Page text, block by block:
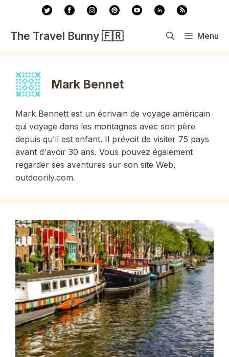
contenu
The Travel Bunny 🇫🇷 Menu
Mark Bennet
Mark Bennett est un écrivain de voyage américain
qui voyage dans les montagnes avec son père
depuis qu'il est enfant. Il prévoit de visiter 75 pays
avant d'avoir 30 ans. Vous pouvez également
regarder ses aventures sur son site Web,
outdoorily.com.